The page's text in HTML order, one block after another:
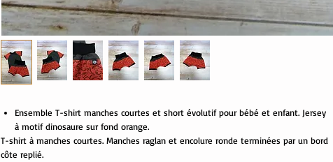
Ensemble T-shirt manches courtes et short évolutif pour bébé et enfant. Jersey
à motif dinosaure sur fond orange.
T-shirt à manches courtes. Manches raglan et encolure ronde terminées par un bord
côte replié.